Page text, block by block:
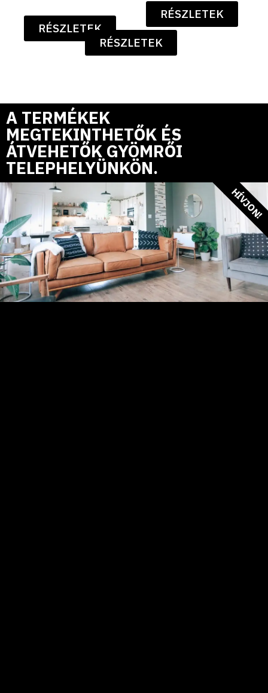
RÉSZLETEK
RÉSZLETEK
RÉSZLETEK
A TERMÉKEK
MEGTEKINTHETŐK ÉS
ÁTVEHETŐK GYÖMRŐI
TELEPHELYÜNKÖN.
HÍVJON!